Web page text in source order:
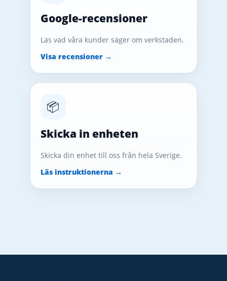
Google-recensioner
Läs vad våra kunder säger om verkstaden.
Visa recensioner →
📦
Skicka in enheten
Skicka din enhet till oss från hela Sverige.
Läs instruktionerna →